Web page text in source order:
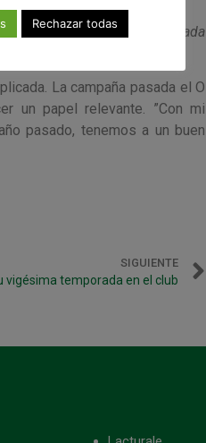
Iñigo en un partido de la pasada
La campaña pasada el O
un papel relevante. ”Con mi
pasado, tenemos a un buen
SIGUIENTE
vigésima temporada en el club
Rechazar todas